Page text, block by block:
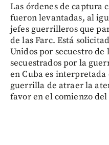
Las órdenes de captura
fueron levantadas, al
jefes guerrilleros que
de las Farc. Está
Unidos por secuestro
secuestrados por la
en Cuba es
guerrilla de atraer la
favor en el comienzo del